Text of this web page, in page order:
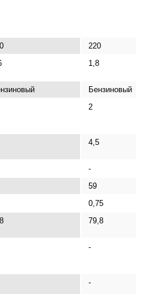
220
1,8
Бензиновый
2
4,5
-
59
0,75
79,8
-
-